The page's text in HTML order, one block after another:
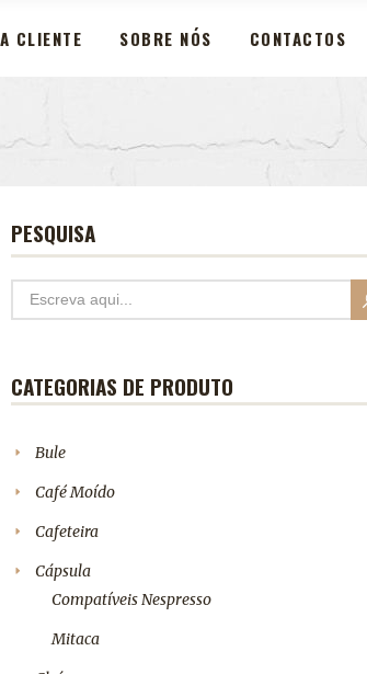
CLIENTE SOBRE NÓS CONTACTOS
PESQUISA
CATEGORIAS DE PRODUTO
Bule
Café Moído
Cafeteira
Cápsula
Compatíveis Nespresso
Mitaca